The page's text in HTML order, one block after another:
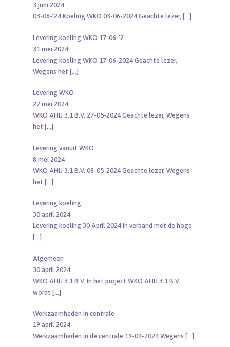
3 juni 2024
03-06-’24 Koeling WKO 03-06-2024 Geachte lezer, […]
Levering koeling WKO 17-06-‘2
31 mei 2024
Levering koeling WKO 17-06-2024 Geachte lezer,
Wegens het […]
Levering WKO
27 mei 2024
WKO AHIJ 3.1 B.V. 27-05-2024 Geachte lezer, Wegens
het […]
Levering vanuit WKO
8 mei 2024
WKO AHIJ 3.1 B.V. 08-05-2024 Geachte lezer, Wegens
het […]
Levering koeling
30 april 2024
Levering koeling 30 April 2024 In verband met de hoge
[…]
Algemeen
30 april 2024
WKO AHIJ 3.1 B.V. In het project WKO AHIJ 3.1 B.V.
wordt […]
Werkzaamheden in centrale
19 april 2024
Werkzaamheden in de centrale 19-04-2024 Wegens […]